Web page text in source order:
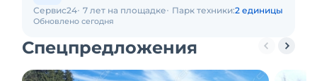
Обновлено сегодня
Сервис24 7 лет на площадке Парк техники:2 единицы
Спецпредложения